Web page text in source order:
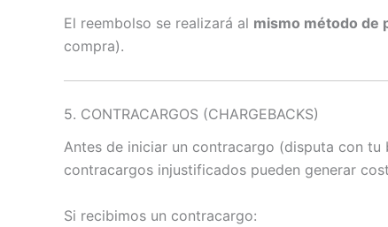
El reembolso se realizará al mismo método de
compra).
5. CONTRACARGOS (CHARGEBACKS)
Antes de iniciar un contracargo (disputa con
contracargos injustificados pueden generar
Si recibimos un contracargo: